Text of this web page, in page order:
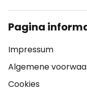
Pagina
Impressum
Algemene
Cookies